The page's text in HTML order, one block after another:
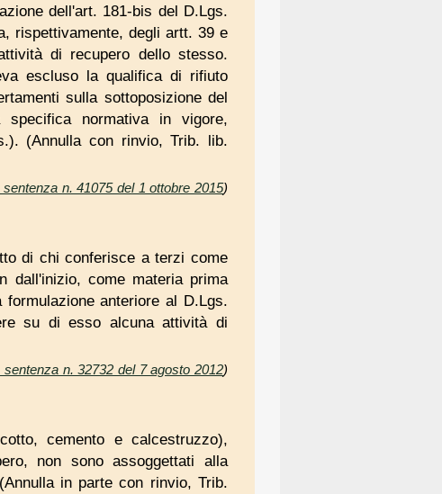
dell'art. 181-bis del D.Lgs.
rispettivamente, degli artt. 39 e
di recupero dello stesso.
escluso la qualifica di rifiuto
sulla sottoposizione del
normativa in vigore,
(Annulla con rinvio, Trib. lib.
n. 41075 del 1 ottobre 2015)
di chi conferisce a terzi come
dall'inizio, come materia prima
anteriore al D.Lgs.
su di esso alcuna attività di
n. 32732 del 7 agosto 2012)
cemento e calcestruzzo),
non sono assoggettati alla
in parte con rinvio, Trib.